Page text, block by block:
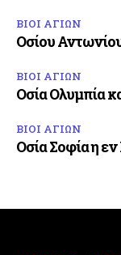
ΒΙΟΙ ΑΓΙΩΝ
Οσίου
ΒΙΟΙ ΑΓΙΩΝ
Οσία Ολυμπία
ΒΙΟΙ ΑΓΙΩΝ
Οσία Σοφία η